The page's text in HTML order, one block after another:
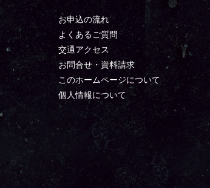
お申込の流れ
よくあるご質問
交通アクセス
お問合せ・資料請求
このホームページについて
個人情報について